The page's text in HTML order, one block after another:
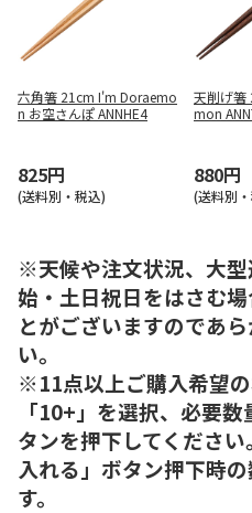
六角箸 21cm I'm Doraemo
n お空さんぽ ANNHE4
825円
(送料別・税込)
天削げ箸
mon
880円
(送料別
※天候や注文状況、大
始・土日祝日をはさむ
とがございますのであ
い。
※11点以上ご購入希望
「10+」を選択、必要
タンを押下してくださ
入れる」ボタン押下時
す。